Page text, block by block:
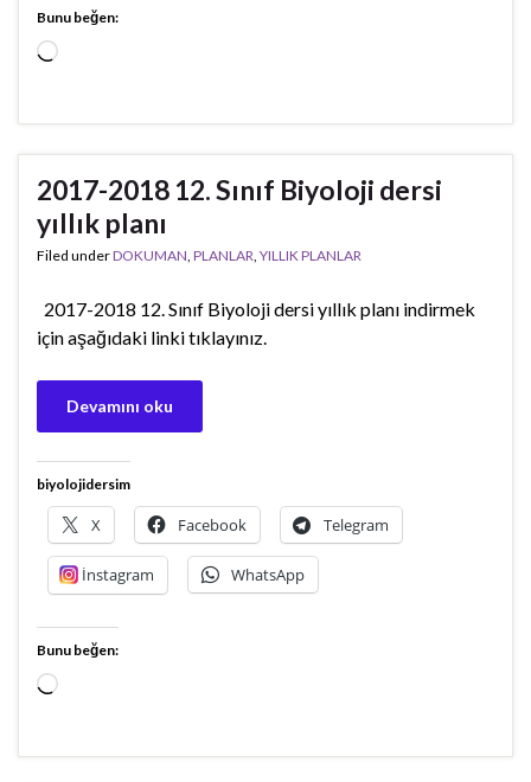
Bunu beğen:
Yükleniyor...
2017-2018 12. Sınıf Biyoloji dersi
yıllık planı
Filed underDOKUMAN PLANLAR YILLIK PLANLAR
2017-2018 12. Sınıf Biyoloji dersi yıllık planı indirmek
için aşağıdaki linki tıklayınız.
Devamını oku
biyolojidersim
X Facebook Telegram
İnstagram WhatsApp
Bunu beğen:
Yükleniyor...